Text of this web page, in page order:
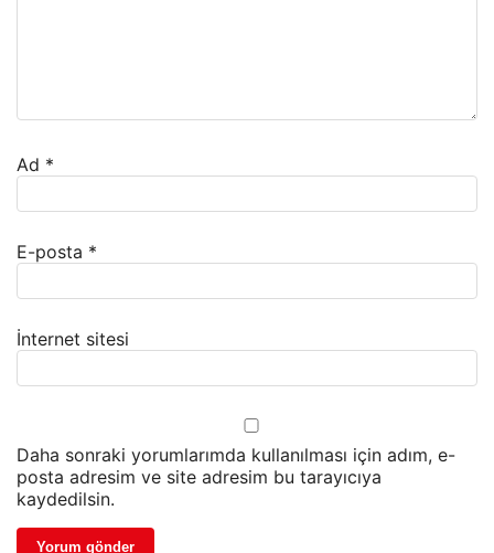
Ad *
E-posta *
İnternet sitesi
Daha sonraki yorumlarımda kullanılması için adım, e-
posta adresim ve site adresim bu tarayıcıya
kaydedilsin.